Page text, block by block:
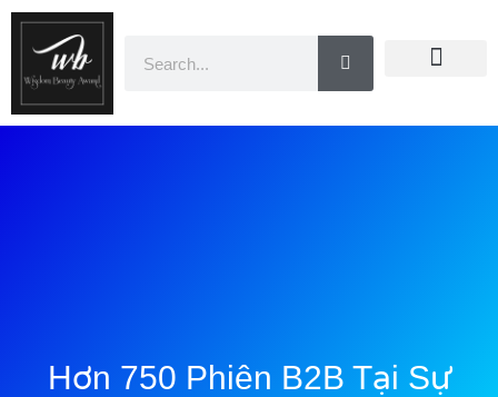
Hơn 750 Phiên B2B Tại Sự